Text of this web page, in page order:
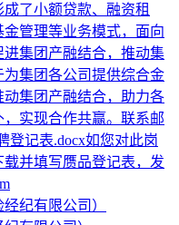
了小额贷款、融资租
管理等业务模式，面向
集团产融结合，推动集
集团各公司提供综合金
集团产融结合，助力各
实现合作共赢。联系邮
登记表.docx如您对此岗
并填写赝品登记表，发